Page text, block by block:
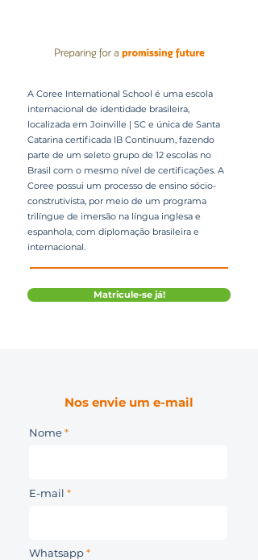
A Coree International School é uma escola
internacional de identidade brasileira,
localizada em Joinville | SC e única de Santa
Catarina certificada IB Continuum, fazendo
parte de um seleto grupo de 12 escolas no
Brasil com o mesmo nível de certificações. A
Coree possui um processo de ensino sócio-
construtivista, por meio de um programa
trilíngue de imersão na língua inglesa e
espanhola, com diplomação brasileira e
internacional.
Matricule-se já!
Nos envie um e-mail
Nome
E-mail
Whatsapp